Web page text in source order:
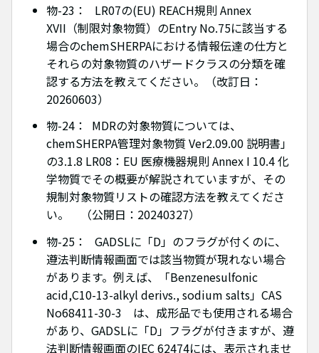
物-23： LR07の(EU) REACH規則 Annex
XVII（制限対象物質）のEntry No.75に該当する
場合のchemSHERPAにおける情報伝達の仕方と
それらの対象物質のハザードクラスの分類を確
認する方法を教えてください。（改訂日：
20260603）
物-24： MDRの対象物質については、
chemSHERPA管理対象物質 Ver2.09.00 説明書」
の3.1.8 LR08：EU 医療機器規則 Annex I 10.4 化
学物質でその概要が解説されていますが、その
規制対象物質リストの確認方法を教えてくださ
い。 （公開日：20240327）
物-25： GADSLに「D」のフラグが付くのに、
遵法判断情報画面では該当物質が現れない場合
があります。例えば、「Benzenesulfonic
acid,C10-13-alkyl derivs., sodium salts」CAS
No68411-30-3 は、成形品でも使用される場合
があり、GADSLに「D」フラグが付きますが、遵
法判断情報画面のIEC 62474には、表示されませ